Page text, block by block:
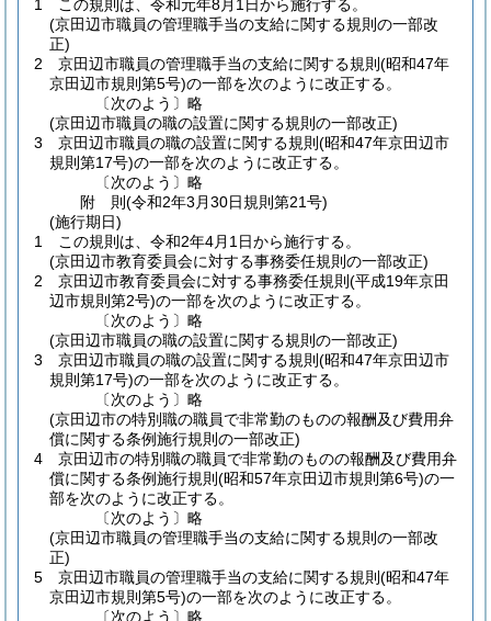
1
この規則は、令和元年8月1日から施行する。
(京田辺市職員の管理職手当の支給に関する規則の一部改
正)
2
京田辺市職員の管理職手当の支給に関する規則 (昭和47年
京田辺市規則第5号)の一部を次のように改正する。
〔次のよう〕略
(京田辺市職員の職の設置に関する規則の一部改正)
3
京田辺市職員の職の設置に関する規則 (昭和47年京田辺市
規則第17号)の一部を次のように改正する。
〔次のよう〕略
附 則(令和2年3月30日規則第21号)
(施行期日)
1
この規則は、令和2年4月1日から施行する。
(京田辺市教育委員会に対する事務委任規則の一部改正)
2
京田辺市教育委員会に対する事務委任規則 (平成19年京田
辺市規則第2号)の一部を次のように改正する。
〔次のよう〕略
(京田辺市職員の職の設置に関する規則の一部改正)
3
京田辺市職員の職の設置に関する規則 (昭和47年京田辺市
規則第17号)の一部を次のように改正する。
〔次のよう〕略
(京田辺市の特別職の職員で非常勤のものの報酬及び費用弁
償に関する条例施行規則の一部改正)
4
京田辺市の特別職の職員で非常勤のものの報酬及び費用弁
償に関する条例施行規則 (昭和57年京田辺市規則第6号)の一
部を次のように改正する。
〔次のよう〕略
(京田辺市職員の管理職手当の支給に関する規則の一部改
正)
5
京田辺市職員の管理職手当の支給に関する規則 (昭和47年
京田辺市規則第5号)の一部を次のように改正する。
〔次のよう〕略